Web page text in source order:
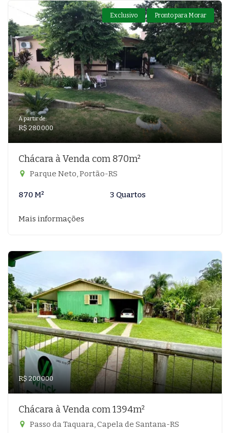
Exclusivo Pronto para Morar
A partir de:
R$ 280.000
Chácara à Venda com 870m²
Parque Neto, Portão-RS
870 M² 3 Quartos
Mais informações
R$ 200.000
Chácara à Venda com 1394m²
Passo da Taquara, Capela de Santana-RS